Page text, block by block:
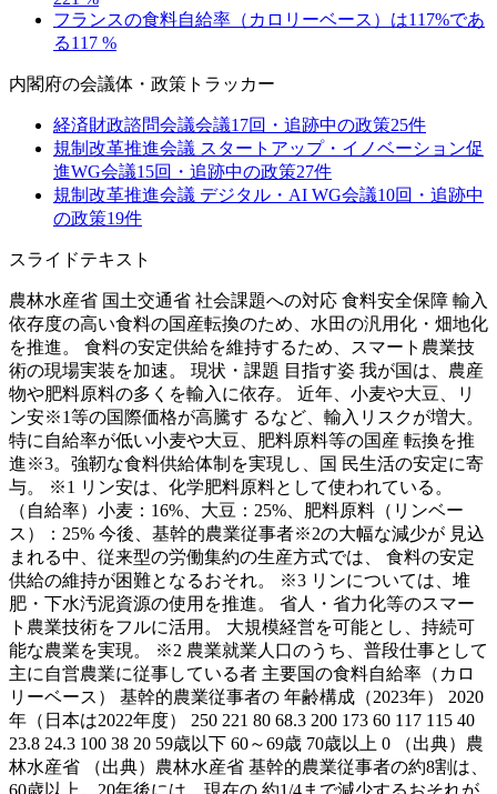
フランスの食料自給率（カロリーベース）は117%であ
る117 %
内閣府の会議体・政策トラッカー
経済財政諮問会議会議17回・追跡中の政策25件
規制改革推進会議 スタートアップ・イノベーション促
進WG会議15回・追跡中の政策27件
規制改革推進会議 デジタル・AI WG会議10回・追跡中
の政策19件
スライドテキスト
農林水産省 国土交通省 社会課題への対応 食料安全保障 輸入
依存度の高い食料の国産転換のため、水田の汎用化・畑地化
を推進。 食料の安定供給を維持するため、スマート農業技
術の現場実装を加速。 現状・課題 目指す姿 我が国は、農産
物や肥料原料の多くを輸入に依存。 近年、小麦や大豆、リ
ン安※1等の国際価格が高騰す るなど、輸入リスクが増大。
特に自給率が低い小麦や大豆、肥料原料等の国産 転換を推
進※3。強靭な食料供給体制を実現し、国 民生活の安定に寄
与。 ※1 リン安は、化学肥料原料として使われている。
（自給率）小麦：16%、大豆：25%、肥料原料（リンベー
ス）：25% 今後、基幹的農業従事者※2の大幅な減少が 見込
まれる中、従来型の労働集約の生産方式では、 食料の安定
供給の維持が困難となるおそれ。 ※3 リンについては、堆
肥・下水汚泥資源の使用を推進。 省人・省力化等のスマー
ト農業技術をフルに活用。 大規模経営を可能とし、持続可
能な農業を実現。 ※2 農業就業人口のうち、普段仕事として
主に自営農業に従事している者 主要国の食料自給率（カロ
リーベース） 基幹的農業従事者の 年齢構成（2023年） 2020
年（日本は2022年度） 250 221 80 68.3 200 173 60 117 115 40
23.8 24.3 100 38 20 59歳以下 60～69歳 70歳以上 0 （出典）農
林水産省 （出典）農林水産省 基幹的農業従事者の約8割は、
60歳以上。20年後には、現在の 約1/4まで減少するおそれが